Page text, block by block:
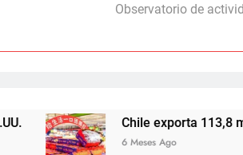
Observatorio de
Chile exporta 113,8 millones de
6 Meses Ago